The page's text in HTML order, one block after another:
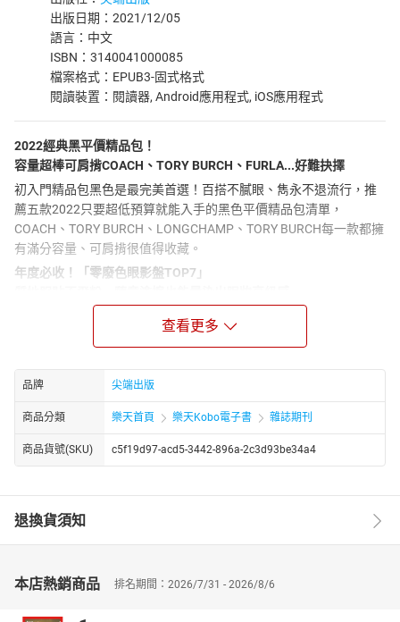
出版日期：2021/12/05
語言：中文
ISBN：3140041000085
檔案格式：EPUB3-固式格式
閱讀裝置：閱讀器, Android應用程式, iOS應用程式
2022經典黑平價精品包！
容量超棒可肩揹COACH、TORY BURCH、FURLA...好難抉擇
初入門精品包黑色是最完美首選！百搭不膩眼、雋永不退流行，推
薦五款2022只要超低預算就能入手的黑色平價精品包清單，
COACH、TORY BURCH、LONGCHAMP、TORY BURCH每一款都擁
有滿分容量、可肩揹很值得收藏。
年度必收！「零廢色眼影盤TOP7」
一盒好用的眼影盤，質地要貼合、顯色要漂亮，市面上這麼多眼影
盤，到底該怎麼挑？別擔心，LOOKin編輯們全拿出了自己近期最愛
底有哪些？
2022名牌包三萬起收！
LV、Dior、Gucci話題款價格容量整理！放得下手機皮夾超完美！
到了年末能買一款精品包犒賞自己是多麼幸福的事啊～但要花好幾
NT百元價！男女都愛「生活實用系」聖誕交換禮物TOP10推薦！
香氛、3C、質感生活用品全攻略
物」這一環節，但在不確定誰會收到的狀態下，該挑選什麼禮物能
查看更多
品牌 尖端出版
商品分類 樂天首頁 樂天Kobo電子書 雜誌期刊
商品貨號(SKU) c5f19d97-acd5-3442-896a-2c3d93be34a4
退換貨須知
本店熱銷商品 排名期間：2026/7/31 - 2026/8/6